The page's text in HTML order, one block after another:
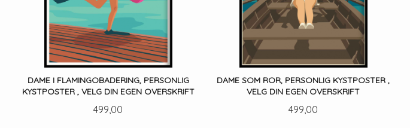
DAME I FLAMINGOBADERING, PERSONLIG
KYSTPOSTER , VELG DIN EGEN OVERSKRIFT
Pris
499,00
DAME SOM ROR, PERSONLIG KYSTPOSTER ,
VELG DIN EGEN OVERSKRIFT
Pris
499,00